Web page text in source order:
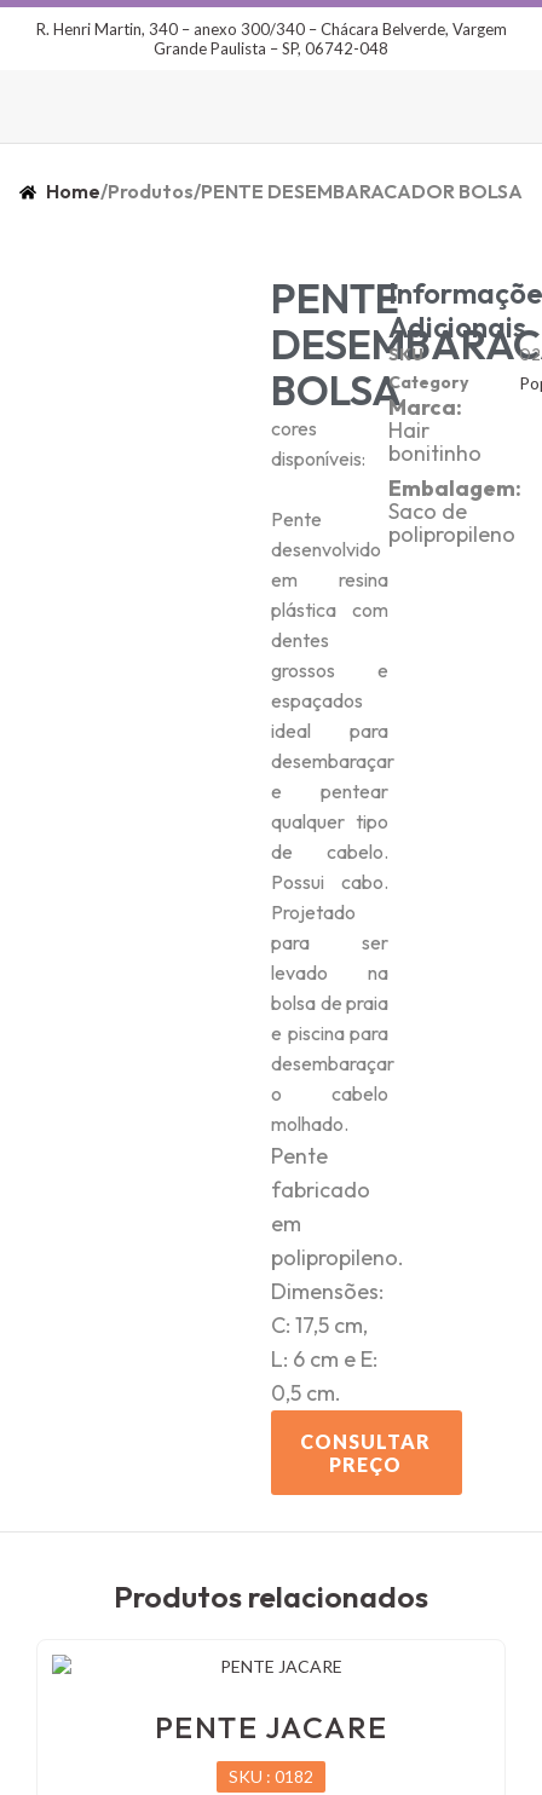
R. Henri Martin, 340 – anexo 300/340 – Chácara Belverde, Vargem
Grande Paulista – SP, 06742-048
Home/Produtos/PENTE DESEMBARACADOR BOLSA
PENTE
BOLSA
cores
disponíveis:
Pente
desenvolvido
em resina
plástica com
dentes
grossos e
espaçados
ideal para
desembaraçar
e pentear
qualquer tipo
de cabelo.
Possui cabo.
Projetado
para ser
levado na
bolsa de praia
e piscina para
desembaraçar
o cabelo
molhado.
Pente
fabricado
em
polipropileno.
Dimensões:
C: 17,5 cm,
L: 6 cm e E:
0,5 cm.
CONSULTAR
PREÇO
Adicionais
SKU
Category
Marca:
Hair
bonitinho
Embalagem:
Saco de
polipropileno
Produtos relacionados
PENTE JACARE
SKU : 0182